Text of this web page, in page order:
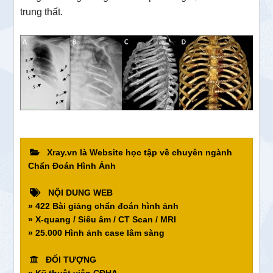
trung thất.
Xray.vn là Website học tập về chuyên ngành
Chẩn Đoán Hình Ảnh
NỘI DUNG WEB
» 422 Bài giảng chẩn đoán hình ảnh
» X-quang / Siêu âm / CT Scan / MRI
» 25.000 Hình ảnh case lâm sàng
ĐỐI TƯỢNG